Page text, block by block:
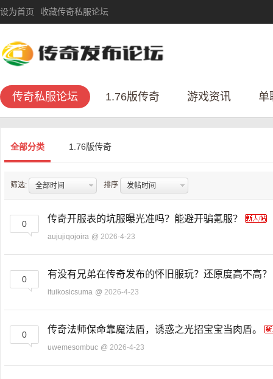
设为首页 收藏传奇私服论坛
传奇私服论坛 1.76版传奇 游戏资讯 单
全部分类 1.76版传奇
筛选: 全部时间 排序 发帖时间
0 传奇开服表的坑服曝光准吗？能避开骗氪服？
aujujiqojoira @ 2026-4-23
0 有没有兄弟在传奇发布的怀旧服玩？还原度高不高
ituikosicsuma @ 2026-4-23
0 传奇法师保命靠魔法盾，诱惑之光招宝宝当肉盾。
uwemesombuc @ 2026-4-23